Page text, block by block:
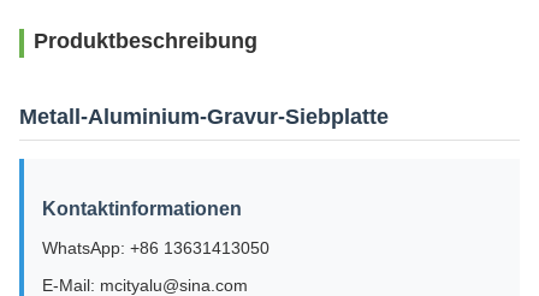
Produktbeschreibung
Metall-Aluminium-Gravur-Siebplatte
Kontaktinformationen
WhatsApp: +86 13631413050
E-Mail: mcityalu@sina.com